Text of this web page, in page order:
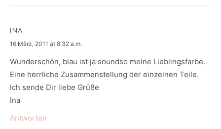
INA
says:
16 März, 2011 at 8:32 a.m.
Wunderschön, blau ist ja soundso meine Lieblingsfarbe.
Eine herrliche Zusammenstellung der einzelnen Teile.
Ich sende Dir liebe Grüße
Ina
Antworten